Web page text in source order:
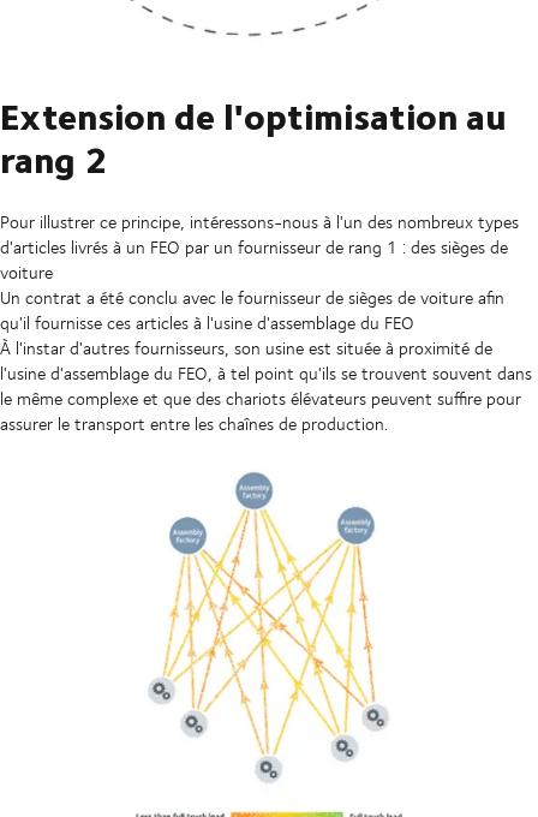
Extension de l'optimisation au
rang 2
Pour illustrer ce principe, intéressons-nous à l'un des nombreux types
d'articles livrés à un FEO par un fournisseur de rang 1 : des sièges de
voiture
Un contrat a été conclu avec le fournisseur de sièges de voiture afin
qu'il fournisse ces articles à l'usine d'assemblage du FEO
À l'instar d'autres fournisseurs, son usine est située à proximité de
l'usine d'assemblage du FEO, à tel point qu'ils se trouvent souvent dans
le même complexe et que des chariots élévateurs peuvent suffire pour
assurer le transport entre les chaînes de production.